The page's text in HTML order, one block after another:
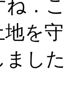
ね．
地を
まし